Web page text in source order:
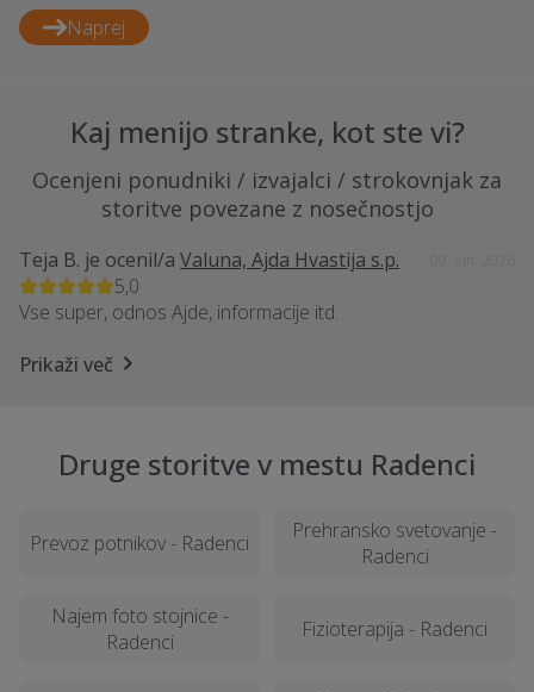
Naprej
Kaj menijo stranke, kot ste vi?
Ocenjeni ponudniki / izvajalci / strokovnjak za
storitve povezane z nosečnostjo
Teja B. je ocenil/a Valuna, Ajda Hvastija s.p.
5,0
Vse super, odnos Ajde, informacije itd.
Prikaži več
Druge storitve v mestu Radenci
Prevoz potnikov - Radenci
Prehransko svetovanje -
Radenci
Najem foto stojnice -
Radenci
Fizioterapija - Radenci